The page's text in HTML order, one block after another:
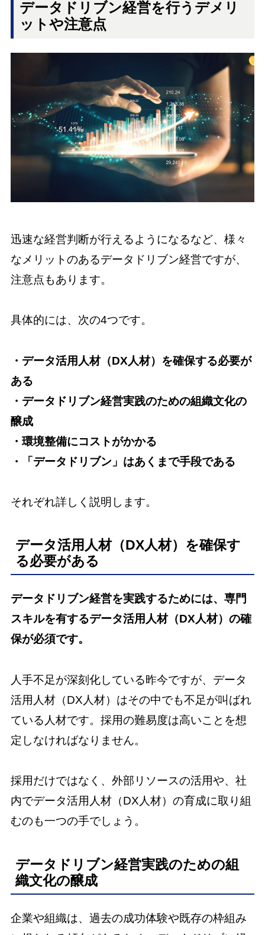
データドリブン経営を行うデメリ
ットや注意点
迅速な経営判断が行えるようになるなど、様々
なメリットのあるデータドリブン経営ですが、
注意点もあります。
具体的には、次の4つです。
・データ活用人材（DX人材）を確保する必要が
ある
・データドリブン経営実践のための組織文化の
醸成
・環境整備にコストがかかる
・「データドリブン」はあくまで手段である
それぞれ詳しく説明します。
データ活用人材（DX人材）を確保す
る必要がある
データドリブン経営を実践するためには、専門
スキルを有するデータ活用人材（DX人材）の確
保が必須です。
人手不足が深刻化している昨今ですが、データ
活用人材（DX人材）はその中でも不足が叫ばれ
ている人材です。採用の難易度は高いことを想
定しなければなりません。
採用だけではなく、外部リソースの活用や、社
内でデータ活用人材（DX人材）の育成に取り組
むのも一つの手でしょう。
データドリブン経営実践のための組
織文化の醸成
企業や組織は、過去の成功体験や既存の枠組み